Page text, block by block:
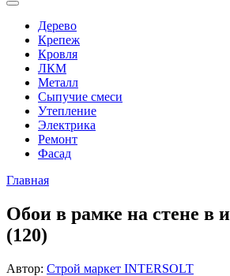
Дерево
Крепеж
Кровля
ЛКМ
Металл
Сыпучие смеси
Утепление
Электрика
Ремонт
Фасад
Главная
Обои в рамке на стене в
(120)
Автор: Строй маркет INTERSOLT